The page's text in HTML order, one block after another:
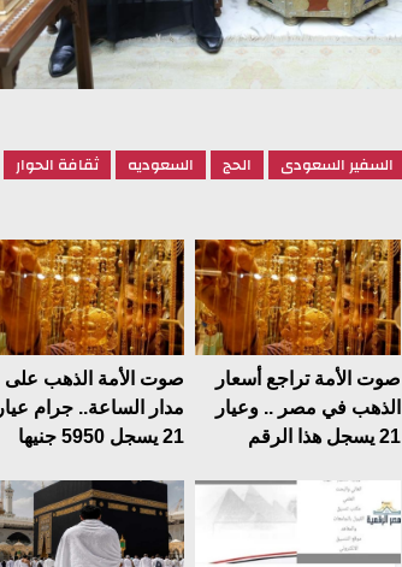
السفير السعودى الحج السعوديه ثقافة الحوار
صوت الأمة تراجع أسعار
الذهب في مصر .. وعيار
21 يسجل هذا الرقم
صوت الأمة الذهب على
مدار الساعة.. جرام عيار
21 يسجل 5950 جنيها